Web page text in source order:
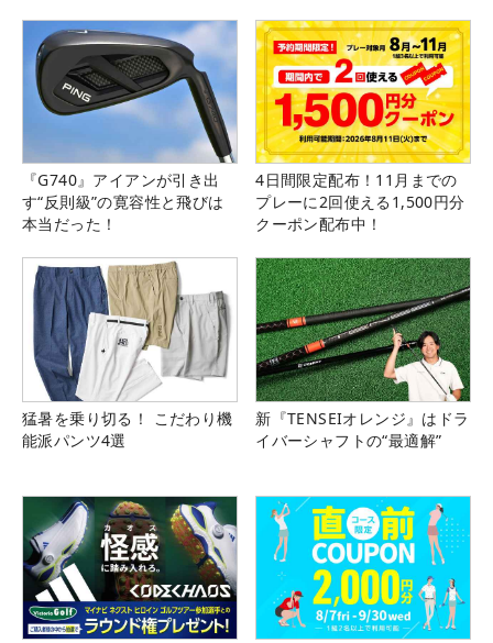
『G740』アイアンが引き出
す“反則級”の寛容性と飛びは
本当だった！
4日間限定配布！11月までの
プレーに2回使える1,500円分
クーポン配布中！
猛暑を乗り切る！ こだわり機
能派パンツ4選
新『TENSEIオレンジ』はドラ
イバーシャフトの“最適解”